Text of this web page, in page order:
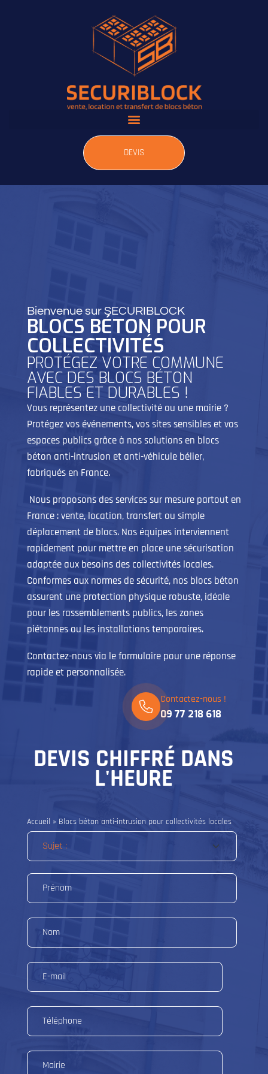
DEVIS
Bienvenue sur SECURIBLOCK
BLOCS BÉTON POUR
COLLECTIVITÉS
PROTÉGEZ VOTRE COMMUNE
AVEC DES BLOCS BÉTON
FIABLES ET DURABLES !
Vous représentez une collectivité ou une mairie ?
Protégez vos événements, vos sites sensibles et vos
espaces publics grâce à nos solutions en blocs
béton anti-intrusion et anti-véhicule bélier,
fabriqués en France.
Nous proposons des services sur mesure partout en
France : vente, location, transfert ou simple
déplacement de blocs. Nos équipes interviennent
rapidement pour mettre en place une sécurisation
adaptée aux besoins des collectivités locales.
Conformes aux normes de sécurité, nos blocs béton
assurent une protection physique robuste, idéale
pour les rassemblements publics, les zones
piétonnes ou les installations temporaires.
Contactez-nous via le formulaire pour une réponse
rapide et personnalisée.
Contactez-nous !
09 77 218 618
DEVIS CHIFFRÉ DANS
L'HEURE
Accueil » Blocs béton anti-intrusion pour collectivités locales